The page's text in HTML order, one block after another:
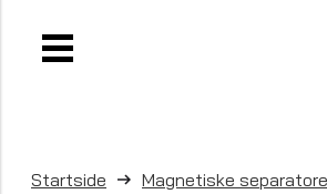
Startside Magnetiske